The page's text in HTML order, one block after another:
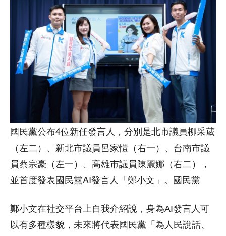
國民黨公布4位新任發言人，分別是北市議員柳采葳
（左二）、新北市議員呂家愷（右一）、台南市議
員蔡宗豪（左一）、高雄市議員陳麗娜（右二），
並首度發表國民黨AI發言人「鄭小文」。國民黨
鄭小文在社交平台上自我介紹說，身為AI發言人可
以有多種樣貌，未來將代表國民黨「為人民說話、